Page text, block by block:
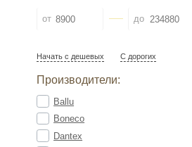
от до
Начать с дешевых С дорогих
Производители:
Ballu
Boneco
Dantex